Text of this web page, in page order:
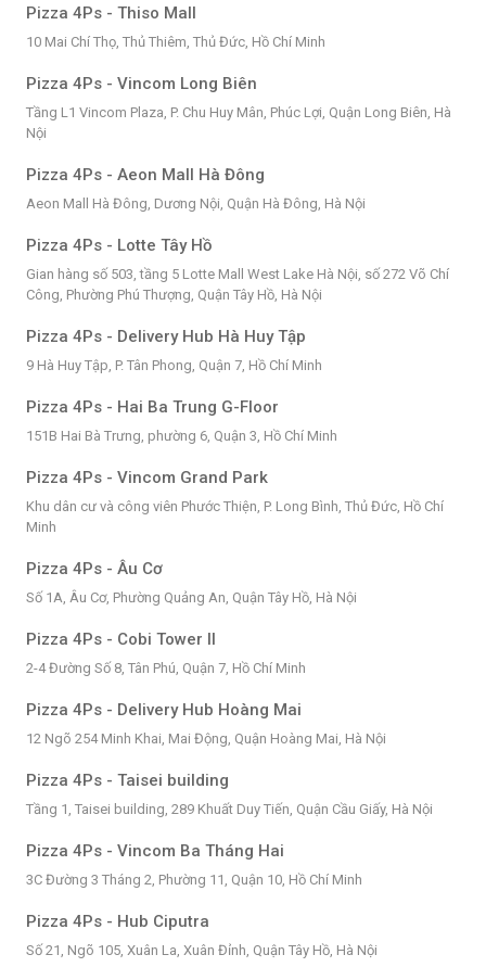
Pizza 4Ps - Thiso Mall
10 Mai Chí Thọ, Thủ Thiêm, Thủ Đức, Hồ Chí Minh
Pizza 4Ps - Vincom Long Biên
Tầng L1 Vincom Plaza, P. Chu Huy Mân, Phúc Lợi, Quận Long Biên, Hà
Nội
Pizza 4Ps - Aeon Mall Hà Đông
Aeon Mall Hà Đông, Dương Nội, Quận Hà Đông, Hà Nội
Pizza 4Ps - Lotte Tây Hồ
Gian hàng số 503, tầng 5 Lotte Mall West Lake Hà Nội, số 272 Võ Chí
Công, Phường Phú Thượng, Quận Tây Hồ, Hà Nội
Pizza 4Ps - Delivery Hub Hà Huy Tập
9 Hà Huy Tập, P. Tân Phong, Quận 7, Hồ Chí Minh
Pizza 4Ps - Hai Ba Trung G-Floor
151B Hai Bà Trưng, phường 6, Quận 3, Hồ Chí Minh
Pizza 4Ps - Vincom Grand Park
Khu dân cư và công viên Phước Thiện, P. Long Bình, Thủ Đức, Hồ Chí
Minh
Pizza 4Ps - Âu Cơ
Số 1A, Âu Cơ, Phường Quảng An, Quận Tây Hồ, Hà Nội
Pizza 4Ps - Cobi Tower II
2-4 Đường Số 8, Tân Phú, Quận 7, Hồ Chí Minh
Pizza 4Ps - Delivery Hub Hoàng Mai
12 Ngõ 254 Minh Khai, Mai Động, Quận Hoàng Mai, Hà Nội
Pizza 4Ps - Taisei building
Tầng 1, Taisei building, 289 Khuất Duy Tiến, Quận Cầu Giấy, Hà Nội
Pizza 4Ps - Vincom Ba Tháng Hai
3C Đường 3 Tháng 2, Phường 11, Quận 10, Hồ Chí Minh
Pizza 4Ps - Hub Ciputra
Số 21, Ngõ 105, Xuân La, Xuân Đỉnh, Quận Tây Hồ, Hà Nội